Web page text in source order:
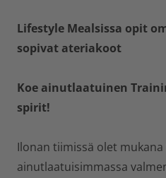
Lifestyle Mealsissa opit
sopivat ateriakoot
Koe ainutlaatuinen
spirit!
Ilonan tiimissä olet mukana
ainutlaatuisimmassa